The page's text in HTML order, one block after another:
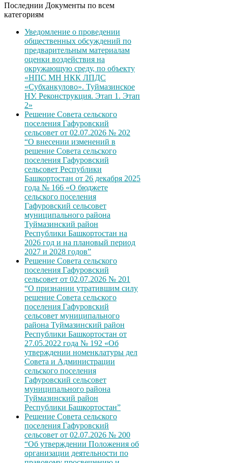
Последнии Документы по всем
категориям
Уведомление о проведении
общественных обсуждений по
предварительным материалам
оценки воздействия на
окружающую среду, по объекту
«НПС МН НКК ЛПДС
«Субханкулово». Туймазинское
НУ. Реконструкция. Этап 1. Этап
2»
Решение Совета сельского
поселения Гафуровский
сельсовет от 02.07.2026 № 202
“О внесении изменений в
решение Совета сельского
поселения Гафуровский
сельсовет Республики
Башкортостан от 26 декабря 2025
года № 166 «О бюджете
сельского поселения
Гафуровский сельсовет
муниципального района
Туймазинский район
Республики Башкортостан на
2026 год и на плановый период
2027 и 2028 годов”
Решение Совета сельского
поселения Гафуровский
сельсовет от 02.07.2026 № 201
“О признании утратившим силу
решение Совета сельского
поселения Гафуровский
сельсовет муниципального
района Туймазинский район
Республики Башкортостан от
27.05.2022 года № 192 «Об
утверждении номенклатуры дел
Совета и Администрации
сельского поселения
Гафуровский сельсовет
муниципального района
Туймазинский район
Республики Башкортостан”
Решение Совета сельского
поселения Гафуровский
сельсовет от 02.07.2026 № 200
“Об утверждении Положения об
организации деятельности по